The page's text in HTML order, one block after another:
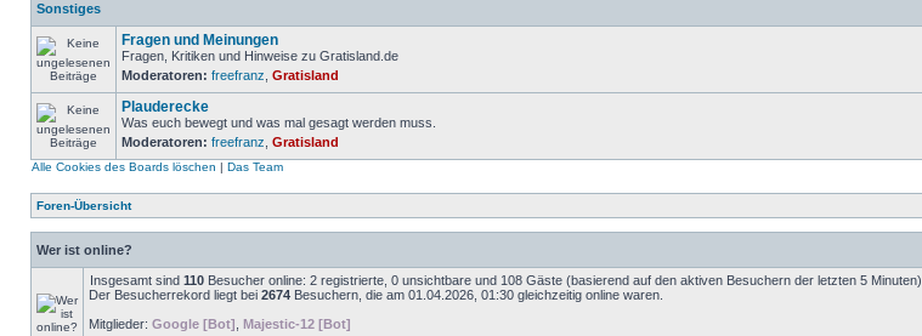
Sonstiges
Fragen und Meinungen
Fragen, Kritiken und Hinweise zu Gratisland.de
Moderatoren: freefranz Gratisland
Plauderecke
Was euch bewegt und was mal gesagt werden muss.
Moderatoren: freefranz Gratisland
Alle Cookies des Boards löschen | Das Team
Foren-Übersicht
Wer ist online?
Insgesamt sind 110 Besucher online: 2 registrierte, 0 unsichtbare und 108 Gäste (basierend auf den aktiven Besuchern der letzten 5 Minuten)
Der Besucherrekord liegt bei 2674 Besuchern, die am 01.04.2026, 01:30 gleichzeitig online waren.
Mitglieder: Google [Bot] Majestic-12 [Bot]